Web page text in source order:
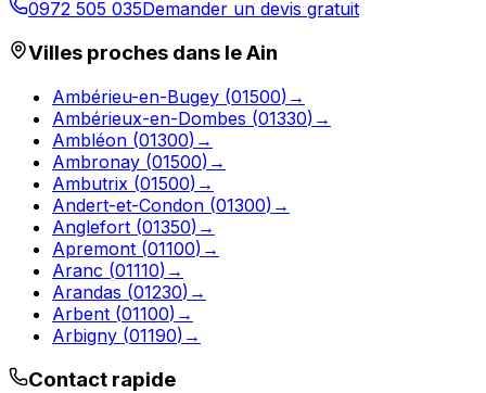
0972 505 035Demander un devis gratuit
Villes proches dans leAin
Ambérieu-en-Bugey (01500) →
Ambérieux-en-Dombes (01330) →
Ambléon (01300) →
Ambronay (01500) →
Ambutrix (01500) →
Andert-et-Condon (01300) →
Anglefort (01350) →
Apremont (01100) →
Aranc (01110) →
Arandas (01230) →
Arbent (01100) →
Arbigny (01190) →
Contact rapide